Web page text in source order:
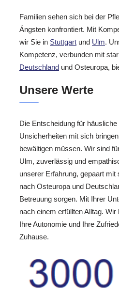
Familien sehen sich bei der
Ängsten konfrontiert. Mit
wir Sie in Stuttgart und Ulm.
Kompetenz, verbunden mit
Deutschland und Osteuropa,
Unsere Werte
Die Entscheidung für
Unsicherheiten mit sich
bewältigen müssen. Wir sind
Ulm, zuverlässig und
unserer Erfahrung, gepaart mit
nach Osteuropa und
Betreuung sorgen. Mit Ihrer
nach einem erfüllten Alltag.
Ihre Autonomie und Ihre
Zuhause.